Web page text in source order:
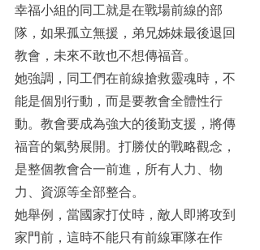
幸福小組的同工就是在戰場前線的部
隊，如果孤立無援，弟兄姊妹最後退回
教會，未來不敢也不想傳福音。
她強調，同工們在前線搶救靈魂時，不
能是個別行動，而是要教會全體性行
動。教會要成為強大的後勤支援，將傳
福音的氣勢展開。打勝仗的戰略觀念，
是整個教會合一前進，所有人力、物
力、資源等全部整合。
她舉例，當國家打仗時，敵人即將攻到
家門前，這時不能只有前線軍隊在作